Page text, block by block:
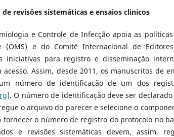
revisões sistemáticas e ensaios clinicos
e Controle de Infecção apoia as
(OMS) e do Comitê Internacional de
iniciativas para registro e disseminação
acesso. Assim, desde 2011, os manuscritos de
número de identificação de um dos
). O número de identificação deve ser
o arquivo do parecer e selecione o
o número de registro do protocolo no
e revisões sistemáticas devem, assim,